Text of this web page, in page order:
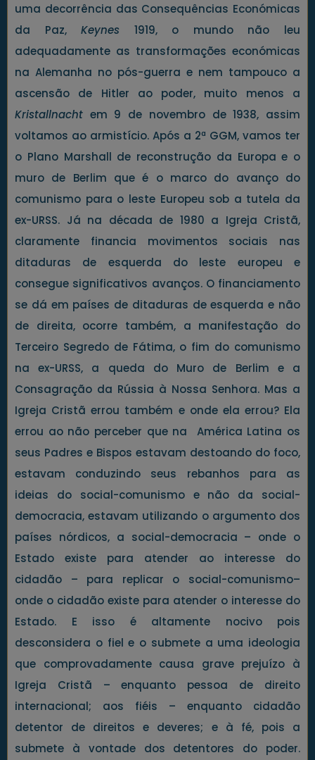
uma decorrência das Consequências Económicas
da Paz,Keynes 1919, o mundo não leu
adequadamente as transformações económicas
na Alemanha no pós-guerra e nem tampouco a
ascensão de Hitler ao poder, muito menos a
Kristallnacht em 9 de novembro de 1938, assim
voltamos ao armistício. Após a 2ª GGM, vamos ter
o Plano Marshall de reconstrução da Europa e o
muro de Berlim que é o marco do avanço do
comunismo para o leste Europeu sob a tutela da
ex-URSS. Já na década de 1980 a Igreja Cristã,
claramente financia movimentos sociais nas
ditaduras de esquerda do leste europeu e
consegue significativos avanços. O financiamento
se dá em países de ditaduras de esquerda e não
de direita, ocorre também, a manifestação do
Terceiro Segredo de Fátima, o fim do comunismo
na ex-URSS, a queda do Muro de Berlim e a
Consagração da Rússia à Nossa Senhora. Mas a
Igreja Cristã errou também e onde ela errou? Ela
errou ao não perceber que na América Latina os
seus Padres e Bispos estavam destoando do foco,
estavam conduzindo seus rebanhos para as
ideias do social-comunismo e não da social-
democracia, estavam utilizando o argumento dos
países nórdicos, a social-democracia – onde o
Estado existe para atender ao interesse do
cidadão – para replicar o social-comunismo–
onde o cidadão existe para atender o interesse do
Estado. E isso é altamente nocivo pois
desconsidera o fiel e o submete a uma ideologia
que comprovadamente causa grave prejuízo à
Igreja Cristã – enquanto pessoa de direito
internacional; aos fiéis – enquanto cidadão
detentor de direitos e deveres; e à fé, pois a
submete à vontade dos detentores do poder.